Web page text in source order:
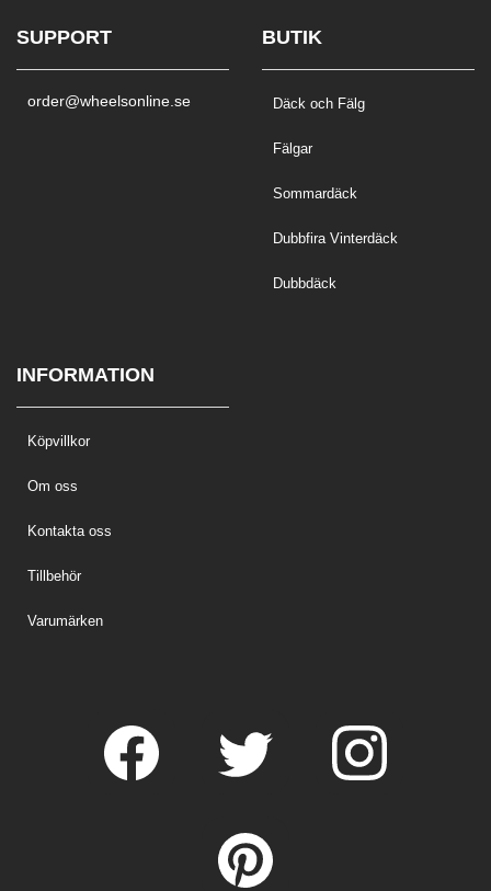
SUPPORT
order@wheelsonline.se
BUTIK
Däck och Fälg
Fälgar
Sommardäck
Dubbfira Vinterdäck
Dubbdäck
INFORMATION
Köpvillkor
Om oss
Kontakta oss
Tillbehör
Varumärken